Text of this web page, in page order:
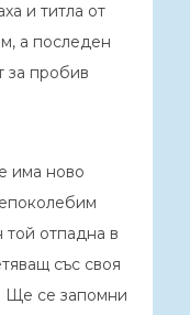
и титла от
а последен
за пробив
има ново
той отпадна в
със своя
Ще се запомни